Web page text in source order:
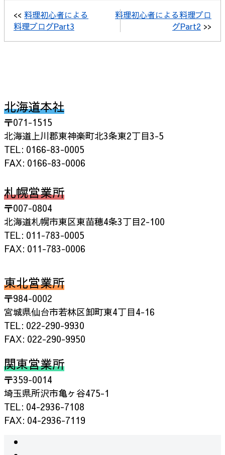
<< 料理初心者による
料理ブログPart3
料理初心者による料理ブロ
グPart2 >>
北海道本社
〒071-1515
北海道上川郡東神楽町北3条東2丁目3-5
TEL: 0166-83-0005
FAX: 0166-83-0006
札幌営業所
〒007-0804
北海道札幌市東区東苗穂4条3丁目2-100
TEL: 011-783-0005
FAX: 011-783-0006
東北営業所
〒984-0002
宮城県仙台市若林区卸町東4丁目4-16
TEL: 022-290-9930
FAX: 022-290-9950
関東営業所
〒359-0014
埼玉県所沢市亀ヶ谷475-1
TEL: 04-2936-7108
FAX: 04-2936-7119